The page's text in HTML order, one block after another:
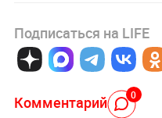
Подписаться на LIFE
Комментарий 0